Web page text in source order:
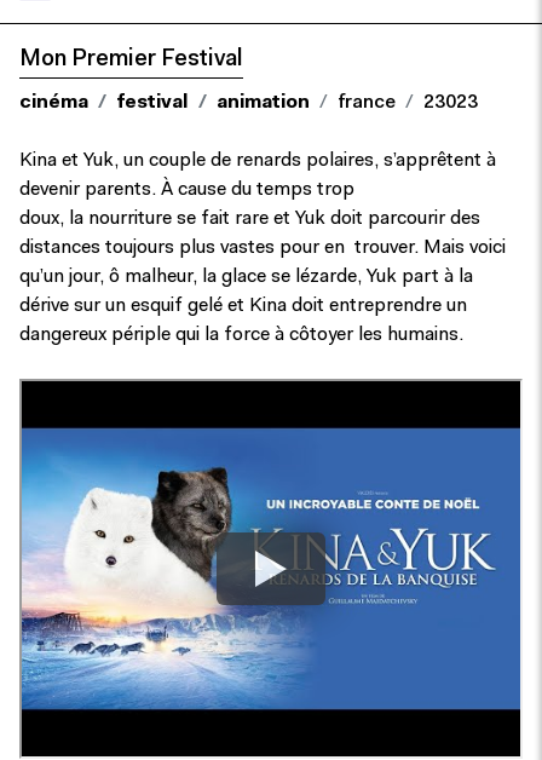
Mon Premier Festival
cinéma festival animation france 23023
Kina et Yuk, un couple de renards polaires, s’apprêtent à
devenir parents. À cause du temps trop
doux, la nourriture se fait rare et Yuk doit parcourir des
distances toujours plus vastes pour en trouver. Mais voici
qu’un jour, ô malheur, la glace se lézarde, Yuk part à la
dérive sur un esquif gelé et Kina doit entreprendre un
dangereux périple qui la force à côtoyer les humains.